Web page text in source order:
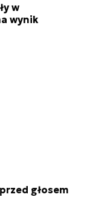
w
wynik
głosem